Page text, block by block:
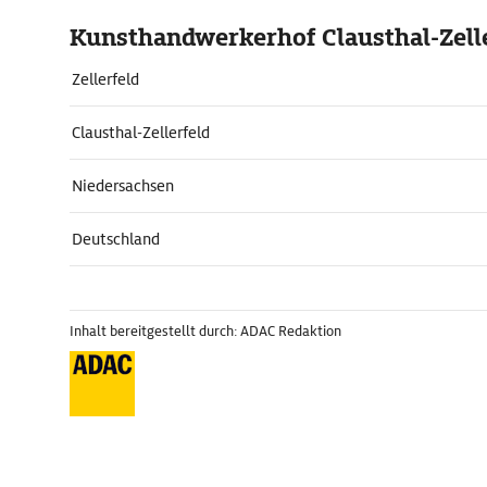
Kunsthandwerkerhof Clausthal-
Zellerfeld
Clausthal-Zellerfeld
Niedersachsen
Deutschland
Inhalt bereitgestellt durch: ADAC Redaktion